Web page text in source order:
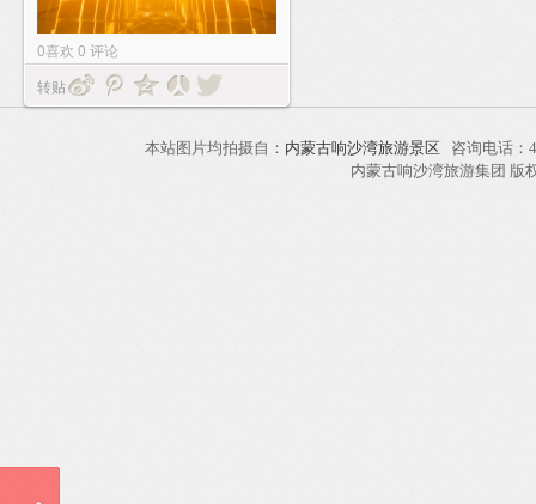
0喜欢 0 评论
转贴
本站图片均拍摄自： 内蒙古响沙湾旅游景区 咨询电话
内蒙古响沙湾旅游集团